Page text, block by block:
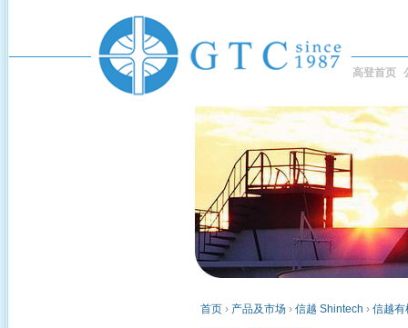
高登首页
首页 › 产品及市场 › 信越 Shintech › 信越有